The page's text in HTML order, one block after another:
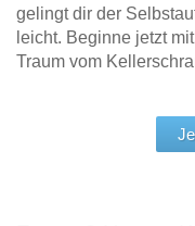
gelingt dir der
leicht. Beginne jetzt
Traum vom